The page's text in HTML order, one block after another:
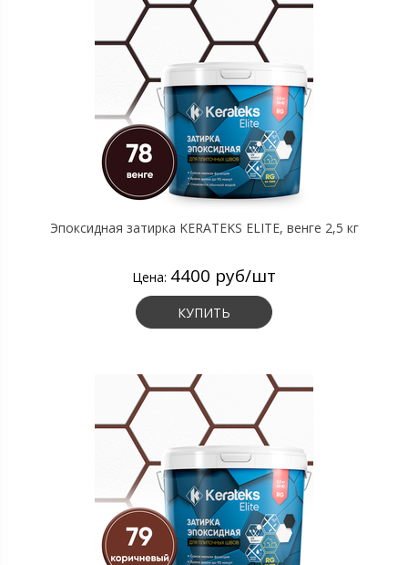
Эпоксидная затирка KERATEKS ELITE, венге 2,5 кг
Цена: 4400 руб/шт
КУПИТЬ